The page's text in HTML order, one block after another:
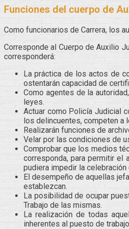
Funciones del cuerpo de
Como funcionarios de Carrera, los
Corresponde al Cuerpo de Auxilio
corresponderá:
La práctica de los actos de
ostentarán capacidad de
Como agentes de la
leyes.
Actuar como Policía Judicial
los delincuentes, competen a
Realizarán funciones de
Velar por las condiciones de
Comprobar que los medios
corresponda, para permitir el
pudiera impedir la
El desempeño de aquellas
establezcan.
La posibilidad de ocupar
Trabajo de las mismas.
La realización de todas
inherentes al puesto de